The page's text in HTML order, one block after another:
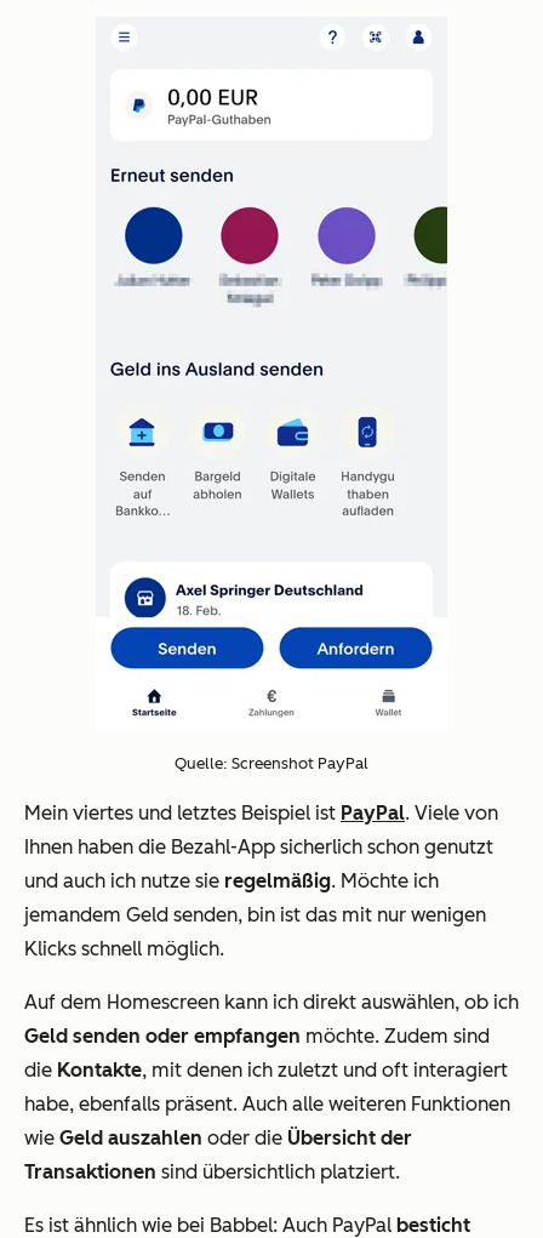
Quelle: Screenshot PayPal
Mein viertes und letztes Beispiel ist PayPal. Viele von
Ihnen haben die Bezahl-App sicherlich schon genutzt
und auch ich nutze sie regelmäßig. Möchte ich
jemandem Geld senden, bin ist das mit nur wenigen
Klicks schnell möglich.
Auf dem Homescreen kann ich direkt auswählen, ob ich
Geld senden oder empfangen möchte. Zudem sind
die Kontakte, mit denen ich zuletzt und oft interagiert
habe, ebenfalls präsent. Auch alle weiteren Funktionen
wie Geld auszahlen oder die Übersicht der
Transaktionen sind übersichtlich platziert.
Es ist ähnlich wie bei Babbel: Auch PayPal besticht